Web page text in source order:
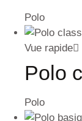
Polo
Vue rapide
Polo
Polo